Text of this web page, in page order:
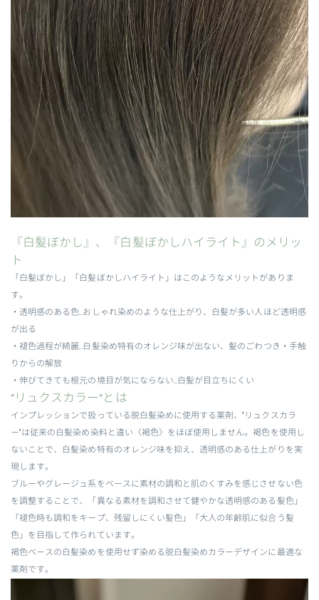
『白髪ぼかし』、『白髪ぼかしハイライト』のメリッ
ト
「白髪ぼかし」「白髪ぼかしハイライト」はこのようなメリットがありま
す。
・透明感のある色…おしゃれ染めのような仕上がり、白髪が多い人ほど透明感
が出る
・褪色過程が綺麗…白髪染め特有のオレンジ味が出ない、髪のごわつき・手触
りからの解放
・伸びてきても根元の境目が気にならない…白髪が目立ちにくい
“リュクスカラー“とは
インプレッションで扱っている脱白髪染めに使用する薬剤、“リュクスカラ
ー“は従来の白髪染め染料と違い〈褐色〉をほぼ使用しません。褐色を使用し
ないことで、白髪染め特有のオレンジ味を抑え、透明感のある仕上がりを実
現します。
ブルーやグレージュ系をベースに素材の調和と肌のくすみを感じさせない色
を調整することで、「異なる素材を調和させて健やかな透明感のある髪色」
「褪色時も調和をキープ、残留しにくい髪色」「大人の年齢肌に似合う髪
色」を目指して作られています。
褐色ベースの白髪染めを使用せず染める脱白髪染めカラーデザインに最適な
薬剤です。